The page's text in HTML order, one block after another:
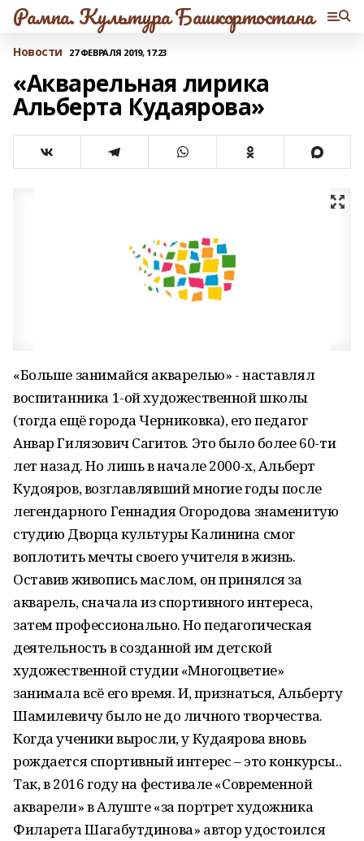
Рампа. Культура Башкортостана
Новости 27 ФЕВРАЛЯ 2019, 17:23
«Акварельная лирика
Альберта Кудаярова»
«Больше занимайся акварелью» - наставлял
воспитанника 1-ой художественной школы
(тогда ещё города Черниковка), его педагог
Анвар Гилязович Сагитов. Это было более 60-ти
лет назад. Но лишь в начале 2000-х, Альберт
Кудояров, возглавлявший многие годы после
легендарного Геннадия Огородова знаменитую
студию Дворца культуры Калинина смог
воплотить мечты своего учителя в жизнь.
Оставив живопись маслом, он принялся за
акварель, сначала из спортивного интереса,
затем профессионально. Но педагогическая
деятельность в созданной им детской
художественной студии «Многоцветие»
занимала всё его время. И, признаться, Альберту
Шамилевичу было не до личного творчества.
Когда ученики выросли, у Кудаярова вновь
рождается спортивный интерес – это конкурсы..
Так, в 2016 году на фестивале «Современной
акварели» в Алуште «за портрет художника
Филарета Шагабутдинова» автор удостоился